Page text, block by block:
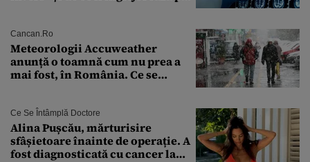
Cancan.ro
Meteorologii Accuweather
anunță o toamnă cum nu prea a
mai fost, în România. Ce se
București. Pe ce dată ninge
Ce Se Întâmplă Doctore
Alina Pușcău, mărturisire
sfâșietoare înainte de operație. A
fost diagnosticată cu cancer la